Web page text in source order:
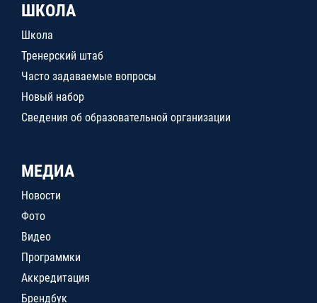
ШКОЛА
Школа
Тренерский штаб
Часто задаваемые вопросы
Новый набор
Сведения об образовательной организации
МЕДИА
Новости
Фото
Видео
Программки
Аккредитация
Брендбук